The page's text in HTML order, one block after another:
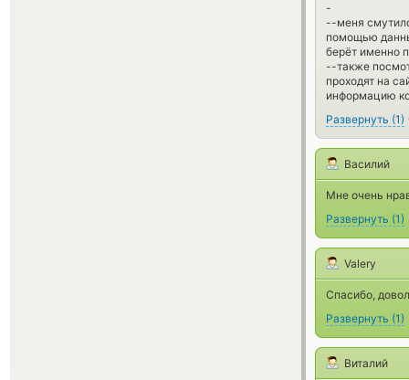
-
--меня
помощью
берёт именно
--также
проходят на
информацию
Развернуть (1)
Василий
Мне очень
Развернуть (1)
Valery
Спасибо,
Развернуть (1)
Виталий